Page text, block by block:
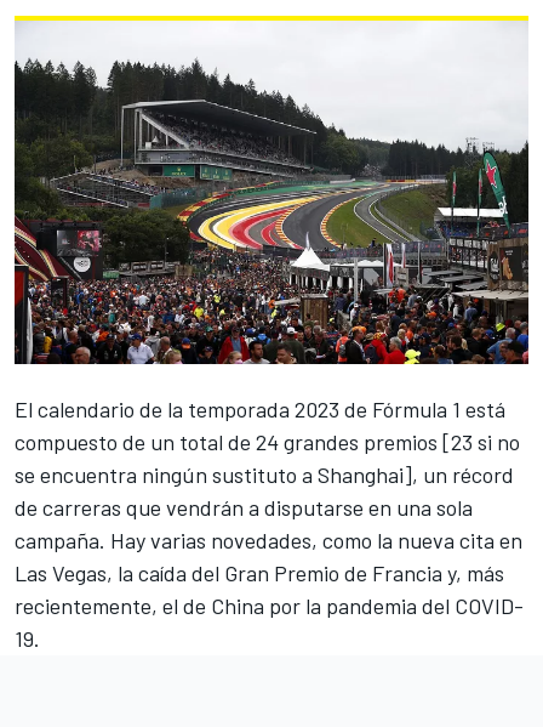
El calendario de la temporada 2023 de Fórmula 1 está
compuesto de un total de 24 grandes premios [23 si no
se encuentra ningún sustituto a Shanghai], un récord
de carreras que vendrán a disputarse en una sola
campaña. Hay varias novedades, como la nueva cita en
Las Vegas, la caída del Gran Premio de Francia y, más
recientemente, el de China por la pandemia del COVID-
19.